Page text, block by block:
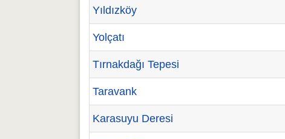
Yıldızköy
Yolçatı
Tırnakdağı Tepesi
Taravank
Karasuyu Deresi